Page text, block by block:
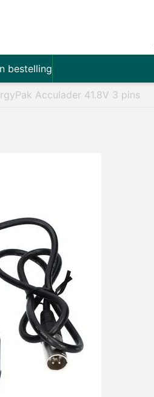
bestelling
Acculader 41.8V 3 pins